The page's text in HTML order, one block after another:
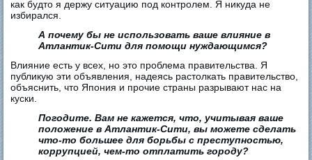
как будто я держу ситуацию под контролем. Я никуда не
избирался.
А почему бы не использовать ваше влияние в
Атлантик-Сити для помощи нуждающимся?
Влияние есть у всех, но это проблема правительства. Я
публикую эти объявления, надеясь растолкать правительство,
объяснить, что Япония и прочие страны разрывают нас на
куски.
Погодите. Вам не кажется, что, учитывая ваше
положение в Атлантик-Сити, вы можете сделать
что-то большее для борьбы с преступностью,
коррупцией, чем-то отплатить городу?